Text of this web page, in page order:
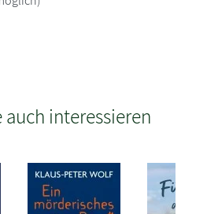
auch interessieren